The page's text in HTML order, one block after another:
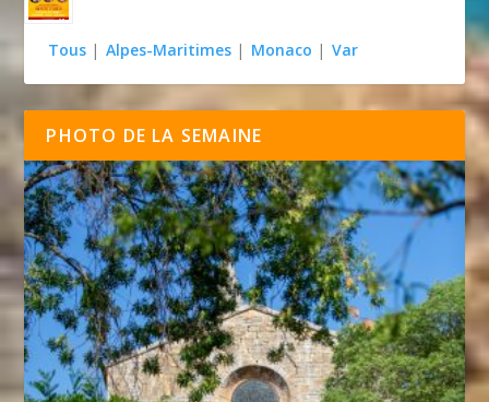
Tous | Alpes-Maritimes | Monaco | Var
PHOTO DE LA SEMAINE